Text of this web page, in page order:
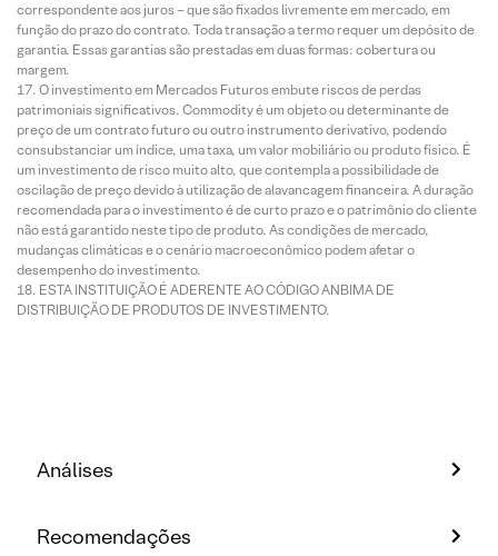
correspondente aos juros – que são fixados livremente em mercado, em
função do prazo do contrato. Toda transação a termo requer um depósito de
garantia. Essas garantias são prestadas em duas formas: cobertura ou
margem.
O investimento em Mercados Futuros embute riscos de perdas
patrimoniais significativos. Commodity é um objeto ou determinante de
preço de um contrato futuro ou outro instrumento derivativo, podendo
consubstanciar um índice, uma taxa, um valor mobiliário ou produto físico. É
um investimento de risco muito alto, que contempla a possibilidade de
oscilação de preço devido à utilização de alavancagem financeira. A duração
recomendada para o investimento é de curto prazo e o patrimônio do cliente
não está garantido neste tipo de produto. As condições de mercado,
mudanças climáticas e o cenário macroeconômico podem afetar o
desempenho do investimento.
ESTA INSTITUIÇÃO É ADERENTE AO CÓDIGO ANBIMA DE
DISTRIBUIÇÃO DE PRODUTOS DE INVESTIMENTO.
Análises
Recomendações